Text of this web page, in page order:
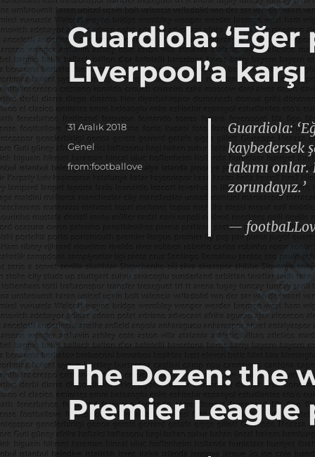
Guardiola:
Liverpool’a
Guardiola:
kaybedersek
takımı
zorundayız.’
—
Yayın
tarihi
31 Aralık 2018
Kategoriler
Genel
Etiketler
from:footballove
The Dozen: the
Premier League